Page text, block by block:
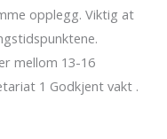
opplegg. Viktig at
mellom 13-16
1 Godkjent vakt .